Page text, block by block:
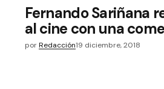
Fernando Sariñana
al cine con una
por Redacción19 diciembre, 2018